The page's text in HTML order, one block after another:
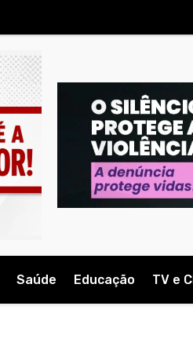
Saúde Educação TV e